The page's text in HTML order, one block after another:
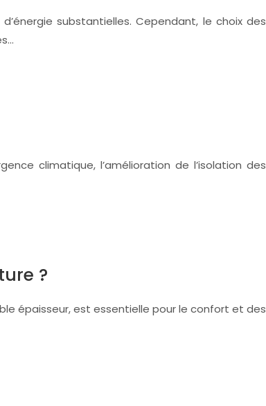
substantielles. Cependant, le choix des
climatique, l’amélioration de l’isolation des
?
épaisseur, est essentielle pour le confort et des